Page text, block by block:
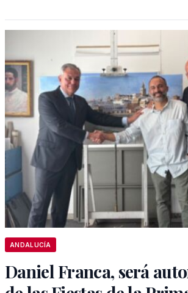
ANDALUCÍA
Daniel Franca, será